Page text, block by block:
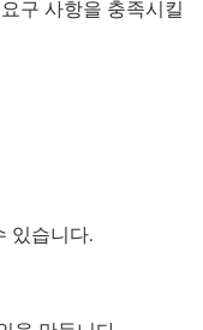
구 사항을 충족시킬
있습니다.